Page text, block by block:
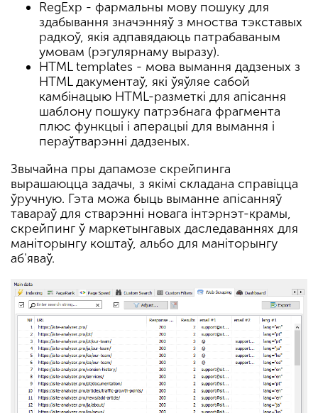
RegExp - фармальны мову пошуку для
здабывання значэнняў з мноства тэкставых
радкоў, якія адпавядаюць патрабаваным
умовам (рэгулярнаму выразу).
HTML templates - мова вымання дадзеных з
HTML дакументаў, які ўяўляе сабой
камбінацыю HTML-разметкі для апісання
шаблону пошуку патрэбнага фрагмента
плюс функцыі і аперацыі для вымання і
пераўтварэнні дадзеных.
Звычайна пры дапамозе скрейпинга
вырашаюцца задачы, з якімі складана справіцца
ўручную. Гэта можа быць выманне апісанняў
тавараў для стварэнні новага інтэрнэт-крамы,
скрейпинг ў маркетынгавых даследаваннях для
маніторынгу коштаў, альбо для маніторынгу
аб'яваў.